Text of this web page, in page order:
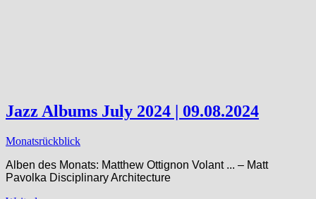
Jazz Albums July 2024 | 09.08.2024
Monatsrückblick
Alben des Monats: Matthew Ottignon Volant ​.​.​. – Matt
Pavolka Disciplinary Architecture